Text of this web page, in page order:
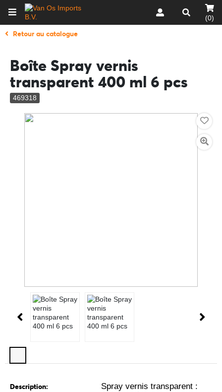
(0)
Retour au catalogue
Boîte Spray vernis
transparent 400 ml 6 pcs
469318
Description:
Spray vernis transparent :